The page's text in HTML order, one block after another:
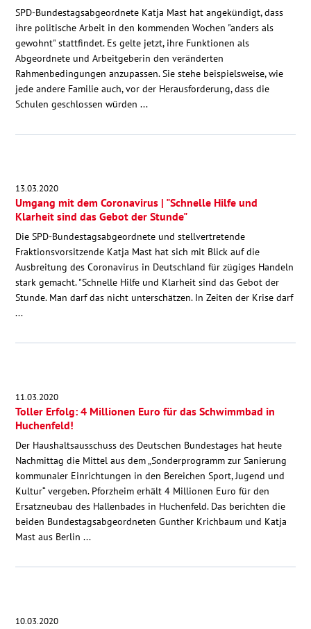
SPD-Bundestagsabgeordnete Katja Mast hat angekündigt, dass
ihre politische Arbeit in den kommenden Wochen "anders als
gewohnt" stattfindet. Es gelte jetzt, ihre Funktionen als
Abgeordnete und Arbeitgeberin den veränderten
Rahmenbedingungen anzupassen. Sie stehe beispielsweise, wie
jede andere Familie auch, vor der Herausforderung, dass die
Schulen geschlossen würden ...
13.03.2020
Umgang mit dem Coronavirus | "Schnelle Hilfe und
Klarheit sind das Gebot der Stunde"
Die SPD-Bundestagsabgeordnete und stellvertretende
Fraktionsvorsitzende Katja Mast hat sich mit Blick auf die
Ausbreitung des Coronavirus in Deutschland für zügiges Handeln
stark gemacht. "Schnelle Hilfe und Klarheit sind das Gebot der
Stunde. Man darf das nicht unterschätzen. In Zeiten der Krise darf
...
11.03.2020
Toller Erfolg: 4 Millionen Euro für das Schwimmbad in
Huchenfeld!
Der Haushaltsausschuss des Deutschen Bundestages hat heute
Nachmittag die Mittel aus dem „Sonderprogramm zur Sanierung
kommunaler Einrichtungen in den Bereichen Sport, Jugend und
Kultur“ vergeben. Pforzheim erhält 4 Millionen Euro für den
Ersatzneubau des Hallenbades in Huchenfeld. Das berichten die
beiden Bundestagsabgeordneten Gunther Krichbaum und Katja
Mast aus Berlin ...
10.03.2020